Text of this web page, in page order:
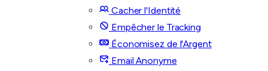
Cacher l'Identité
Empêcher le Tracking
Économisez de l'Argent
Email Anonyme